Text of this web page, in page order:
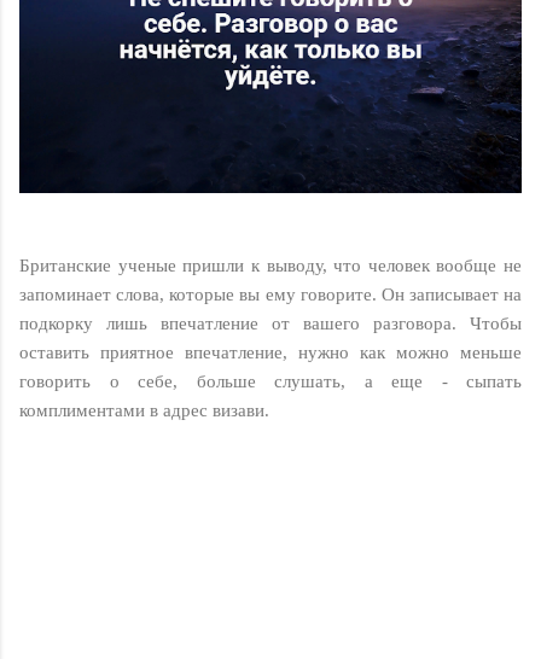
Британские ученые пришли к выводу, что человек вообще не
запоминает слова, которые вы ему говорите. Он записывает на
подкорку лишь впечатление от вашего разговора. Чтобы
оставить приятное впечатление, нужно как можно меньше
говорить о себе, больше слушать, а еще - сыпать
комплиментами в адрес визави.